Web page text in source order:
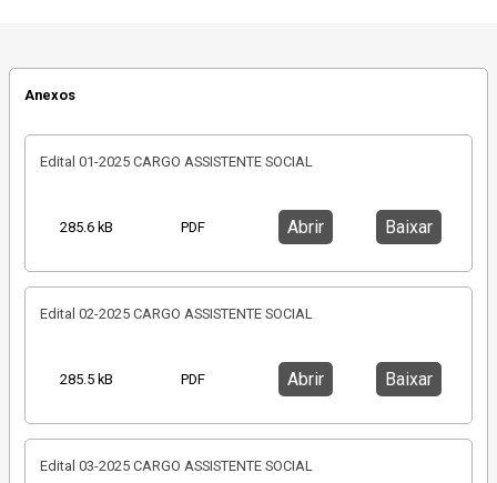
Anexos
Edital 01-2025 CARGO ASSISTENTE SOCIAL
285.6 kB PDF Abrir Baixar
Edital 02-2025 CARGO ASSISTENTE SOCIAL
285.5 kB PDF Abrir Baixar
Edital 03-2025 CARGO ASSISTENTE SOCIAL